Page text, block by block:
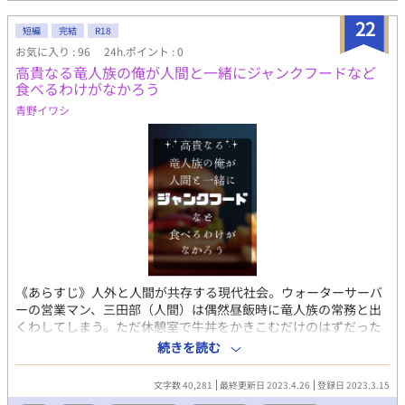
ガバースとは＊ 男女性以外にアルファ、オメガ、ベータという第
二性がある世界 ・オメガには発情期(ヒート)があり、甘いフェロ
モンを出してアルファをラット(発情期)にさせる。 ・ヒート中、
アルファとの性交行いながらオメガがうなじ(首周り)を噛まれる
ことで番関係が成立する。 ・番関係にあるオメガのヒートは番の
アルファ以外には分からなくなる。 ・アルファは何人でも番を持
解消することは出来るが、オメガからは基本的には解消すること
22
短編 完結 R18
お気に入り : 96 24h.ポイント : 0
高貴なる竜人族の俺が人間と一緒にジャンクフードなど
食べるわけがなかろう
青野イワシ
《あらすじ》人外と人間が共存する現代社会。ウォーターサーバ
ーの営業マン、三田部（人間）は偶然昼飯時に竜人族の常務と出
くわしてしまう。ただ休憩室で牛丼をかきこむだけのはずだった
のだが── ガチムチ竜人役員×人間営業マンがジャンクな飯を食
べたりダラダラしたりヤったりする話になると思います。ほのぼ
続きを読む
文字数 40,281 最終更新日 2023.4.26 登録日 2023.3.15